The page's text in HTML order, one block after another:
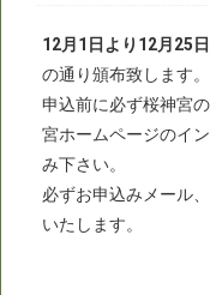
12月1日より12月25日
の通り頒布致します。
申込前に必ず桜神宮
宮ホームページのイ
み下さい。
必ずお申込みメール
いたします。